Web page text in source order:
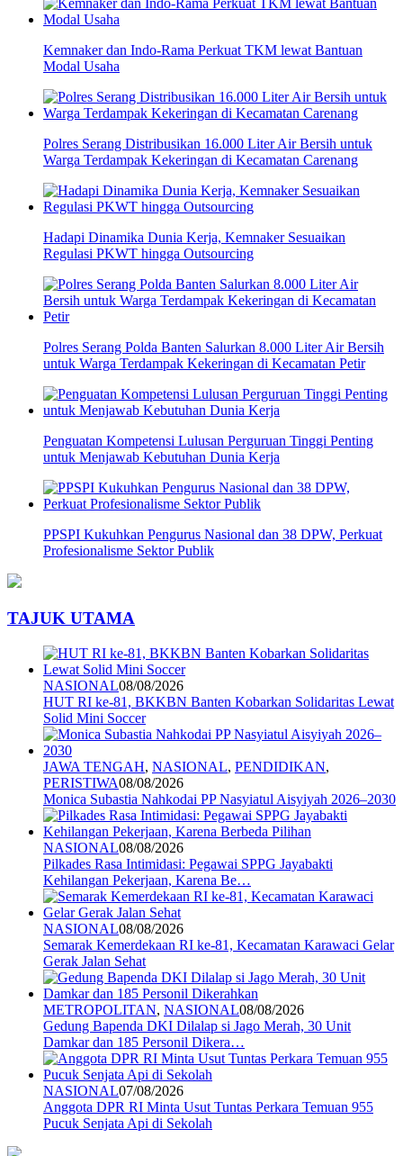
Kemnaker dan Indo-Rama Perkuat TKM lewat Bantuan
Modal Usaha
Polres Serang Distribusikan 16.000 Liter Air Bersih untuk
Warga Terdampak Kekeringan di Kecamatan Carenang
Hadapi Dinamika Dunia Kerja, Kemnaker Sesuaikan
Regulasi PKWT hingga Outsourcing
Polres Serang Polda Banten Salurkan 8.000 Liter Air Bersih
untuk Warga Terdampak Kekeringan di Kecamatan Petir
Penguatan Kompetensi Lulusan Perguruan Tinggi Penting
untuk Menjawab Kebutuhan Dunia Kerja
PPSPI Kukuhkan Pengurus Nasional dan 38 DPW, Perkuat
Profesionalisme Sektor Publik
TAJUK UTAMA
NASIONAL08/08/2026
HUT RI ke-81, BKKBN Banten Kobarkan Solidaritas Lewat
Solid Mini Soccer
JAWA TENGAH, NASIONAL, PENDIDIKAN,
PERISTIWA08/08/2026
Monica Subastia Nahkodai PP Nasyiatul Aisyiyah 2026–2030
NASIONAL08/08/2026
Pilkades Rasa Intimidasi: Pegawai SPPG Jayabakti
Kehilangan Pekerjaan, Karena Be…
NASIONAL08/08/2026
Semarak Kemerdekaan RI ke-81, Kecamatan Karawaci Gelar
Gerak Jalan Sehat
METROPOLITAN, NASIONAL08/08/2026
Gedung Bapenda DKI Dilalap si Jago Merah, 30 Unit
Damkar dan 185 Personil Dikera…
NASIONAL07/08/2026
Anggota DPR RI Minta Usut Tuntas Perkara Temuan 955
Pucuk Senjata Api di Sekolah